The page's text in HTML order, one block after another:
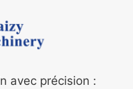
avec précision :